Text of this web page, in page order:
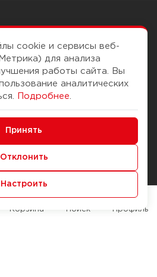
Помощь
Доставка и оплата
Способы оплаты
Служба контроля качества
cookie и сервисы веб-
для анализа
работы сайта. Вы
аналитических
Подробнее
Принять
Отклонить
Настроить
Корзина Поиск Профиль